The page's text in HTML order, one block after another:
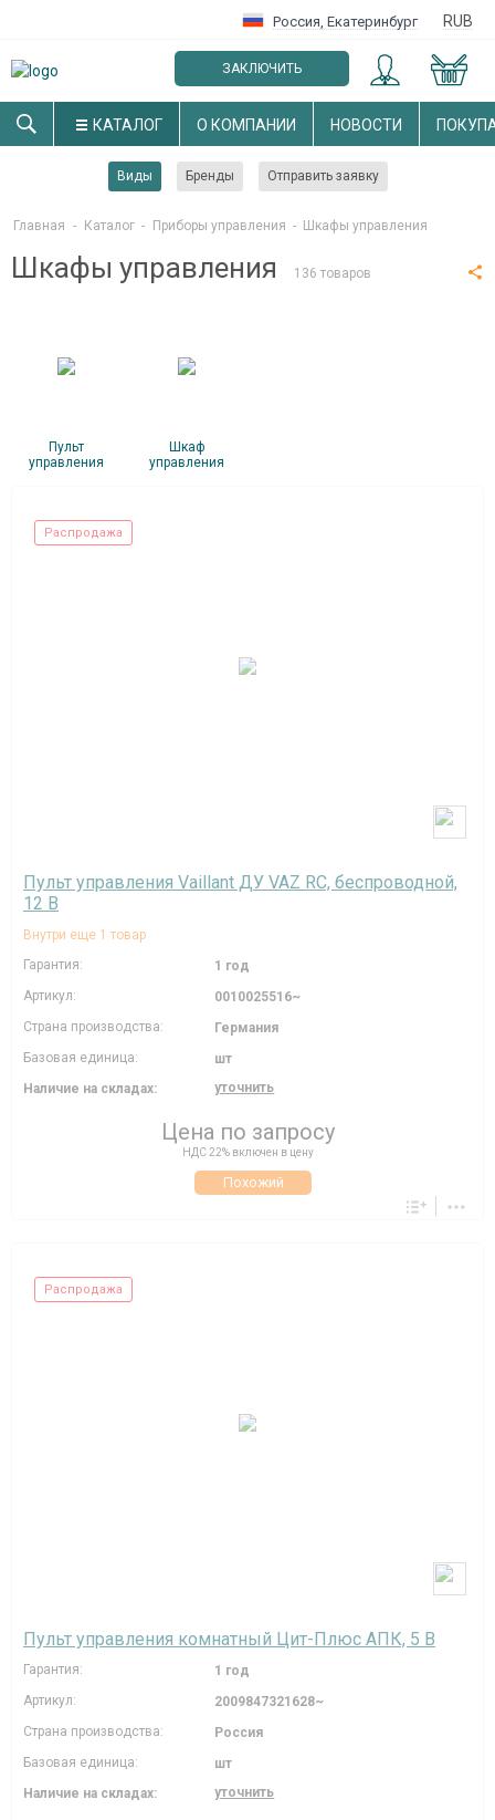
Россия, Екатеринбург RUB
ЗАКЛЮЧИТЬ
ОПТОВЫЙ ДОГОВОР
КАТАЛОГ О КОМПАНИИ НОВОСТИ
Виды Бренды Отправить заявку
Главная - Каталог - Приборы управления - Шкафы управления
Шкафы управления 136 товаров
Пульт
управления
Шкаф
управления
Распродажа
Пульт управления Vaillant ДУ VAZ RC, беспроводной,
12 В
Внутри еще 1 товар
Гарантия:
1 год
Артикул:
0010025516~
Страна производства:
Германия
Базовая единица:
шт
Наличие на складах:
уточнить
Цена по запросу
НДС 22% включен в цену
Похожий
Распродажа
Пульт управления комнатный Цит-Плюс АПК, 5 В
Гарантия:
1 год
Артикул:
2009847321628~
Страна производства:
Россия
Базовая единица:
шт
Наличие на складах:
уточнить